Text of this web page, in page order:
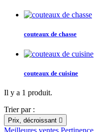
couteaux de chasse
couteaux de cuisine
Il y a 1 produit.
Trier par :
Prix, décroissant 
Meilleures ventes Pertinence